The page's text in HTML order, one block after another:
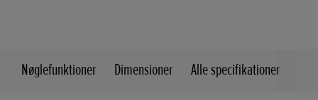
Nøglefunktioner Dimensioner Alle specifikationer